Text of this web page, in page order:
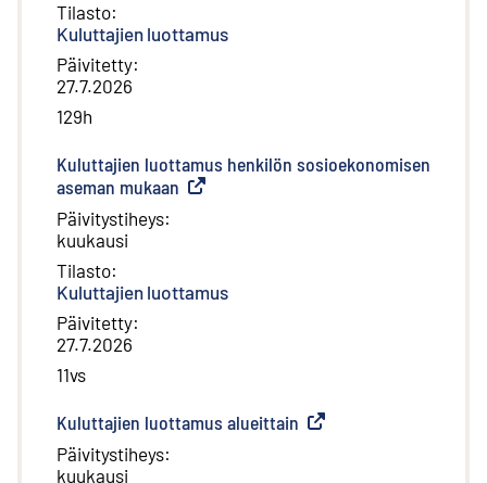
Tilasto:
Kuluttajien luottamus
Päivitetty:
27.7.2026
129h
Kuluttajien luottamus henkilön sosioekonomisen
aseman mukaan Ulkoinen linkki
Päivitystiheys:
kuukausi
Tilasto:
Kuluttajien luottamus
Päivitetty:
27.7.2026
11vs
Kuluttajien luottamus alueittain Ulkoinen linkki
Päivitystiheys:
kuukausi